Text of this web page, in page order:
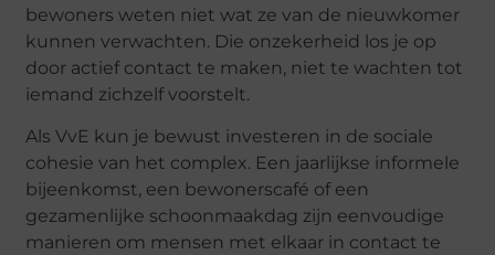
bewoners weten niet wat ze van de nieuwkomer
kunnen verwachten. Die onzekerheid los je op
door actief contact te maken, niet te wachten tot
iemand zichzelf voorstelt.
Als VvE kun je bewust investeren in de sociale
cohesie van het complex. Een jaarlijkse informele
bijeenkomst, een bewonerscafé of een
gezamenlijke schoonmaakdag zijn eenvoudige
manieren om mensen met elkaar in contact te